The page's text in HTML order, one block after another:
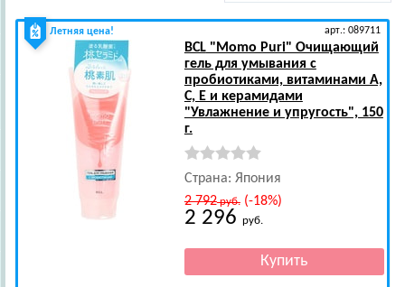
Летняя цена! арт.: 089711
BCL"Momo Puri" Очищающий
гель для умывания с
пробиотиками, витаминами А,
C, E и керамидами
"Увлажнение и упругость", 150
г.
Страна: Япония
2 792руб.(-18%)
2 296 руб.